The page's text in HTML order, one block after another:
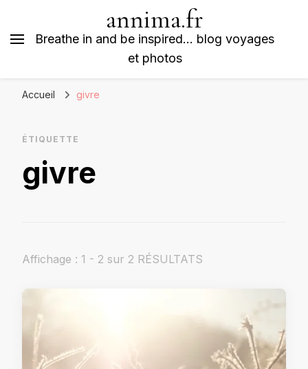
annima.fr
Breathe in and be inspired… blog voyages
et photos
Accueil givre
ÉTIQUETTE
givre
Affichage : 1 - 2 sur 2 RÉSULTATS